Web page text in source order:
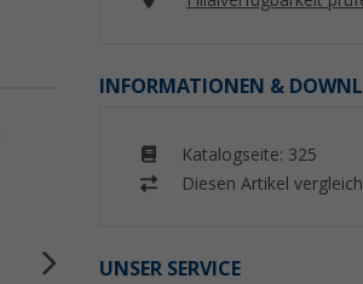
INFORMATIONEN &
Katalogseite: 325
Diesen Artikel
UNSER SERVICE